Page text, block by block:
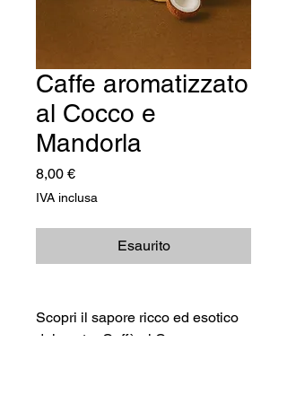
Caffe aromatizzato
al Cocco e
Mandorla
8,00 €Prezzo
IVA inclusa
Esaurito
Scopri il sapore ricco ed esotico
del nostro Caffè al Cocco e